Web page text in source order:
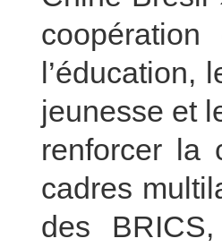
l’éducation,
jeunesse et
renforcer la
cadres
des